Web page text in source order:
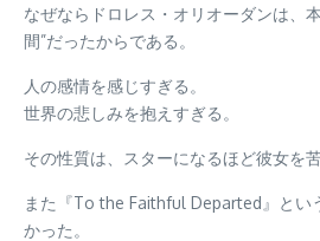
なぜならドロレス・オリオーダンは、
間”だったからである。
人の感情を感じすぎる。
世界の悲しみを抱えすぎる。
その性質は、スターになるほど彼女を
また『To the Faithful Departed』とい
かった。